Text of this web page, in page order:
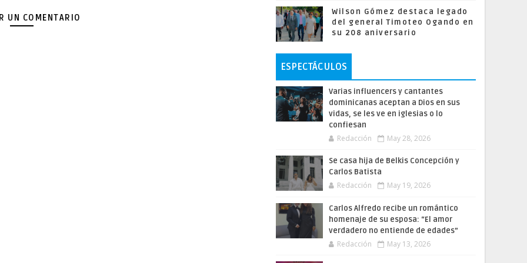
UN COMENTARIO
Wilson Gómez destaca legado
del general Timoteo Ogando en
su 208 aniversario
ESPECTÁCULOS
Varias influencers y cantantes
dominicanas aceptan a Dios en sus
vidas, se les ve en iglesias o lo
confiesan
Redacción May 28, 2026
Se casa hija de Belkis Concepción y
Carlos Batista
Redacción May 19, 2026
Carlos Alfredo recibe un romántico
homenaje de su esposa: “El amor
verdadero no entiende de edades”
Redacción May 13, 2026